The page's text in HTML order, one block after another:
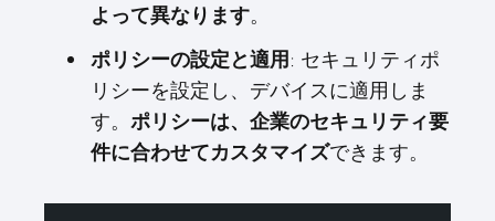
よって異なります。
ポリシーの設定と適用 : セキュリティポ
リシーを設定し、デバイスに適用しま
す。 ポリシーは、企業のセキュリティ要
件に合わせてカスタマイズできます。